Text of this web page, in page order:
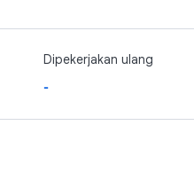
Dipekerjakan ulang
-